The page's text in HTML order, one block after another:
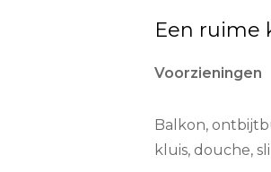
Een ruime
Voorzieningen
Balkon,
kluis, douche,